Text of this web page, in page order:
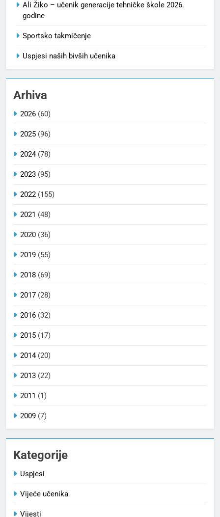
Ali Žiko – učenik generacije tehničke škole 2026.
godine
Sportsko takmičenje
Uspjesi naših bivših učenika
Arhiva
2026 (60)
2025 (96)
2024(78)
2023 (95)
2022 (155)
2021 (48)
2020 (36)
2019 (55)
2018 (69)
2017 (28)
2016 (32)
2015 (17)
2014(20)
2013 (22)
2011 (1)
2009 (7)
Kategorije
Uspjesi
Vijeće učenika
Vijesti